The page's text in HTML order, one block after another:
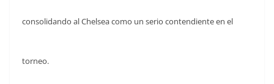
consolidando al Chelsea como un serio contendiente en el
torneo.